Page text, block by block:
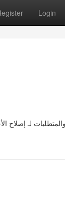
Login
لـ إصلاح